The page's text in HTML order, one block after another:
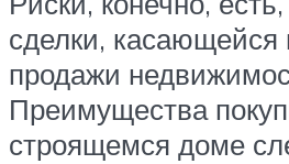
сделки, касающейся
продажи
Преимущества
строящемся доме